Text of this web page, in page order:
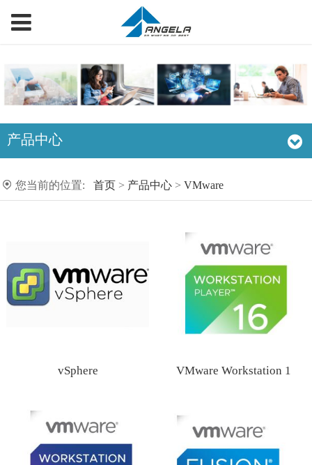
产品中心
您当前的位置: 首页 > 产品中心 > VMware
vSphere VMware Workstation 1